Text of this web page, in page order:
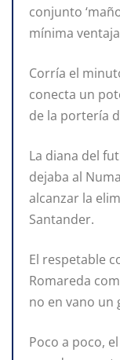
conjunto
mínima
Corría el
conecta un
de la portería
La diana del
dejaba al
alcanzar la
Santander.
El respetable
Romareda
no en vano un
Poco a poco,